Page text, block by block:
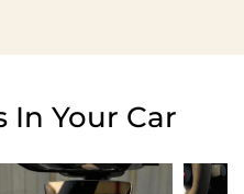
In Your Car